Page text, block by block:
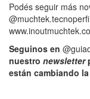
Podés seguir más
Seguinos en
nuestro newsletter
están cambiando